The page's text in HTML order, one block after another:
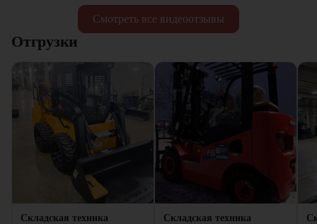
Смотреть все видеоотзывы
Отгрузки
Складская техника Складская техника